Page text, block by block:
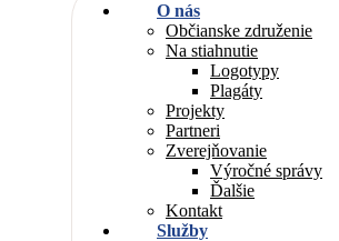
O nás
Občianske združenie
Na stiahnutie
Logotypy
Plagáty
Projekty
Partneri
Zverejňovanie
Výročné správy
Ďalšie
Kontakt
Služby